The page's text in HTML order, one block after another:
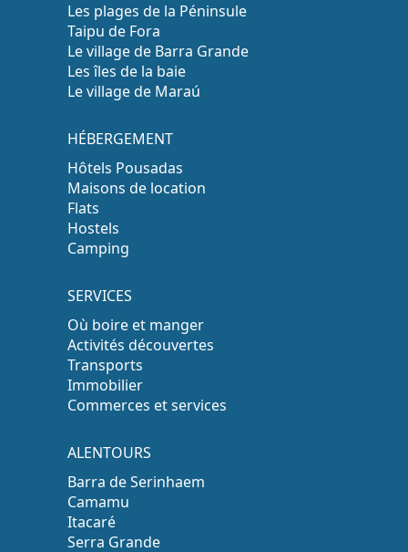
Les plages de la Péninsule
Taipu de Fora
Le village de Barra Grande
Les îles de la baie
Le village de Maraú
HÉBERGEMENT
Hôtels Pousadas
Maisons de location
Flats
Hostels
Camping
SERVICES
Où boire et manger
Activités découvertes
Transports
Immobilier
Commerces et services
ALENTOURS
Barra de Serinhaem
Camamu
Itacaré
Serra Grande